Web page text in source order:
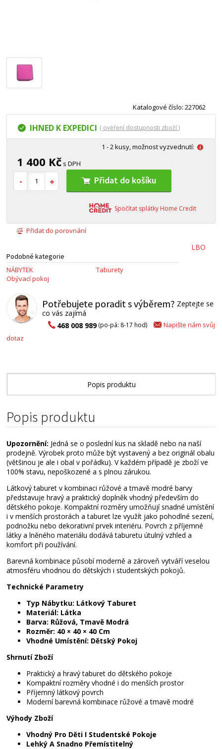
Katalogové číslo: 227062
IHNED K EXPEDICI ( ověření dostupnosti zboží )
1 - 2 kusy, možnost vyzvednutí:
1 400 Kč s DPH
Přidat do košíku
Spočítat splátky Home Credit
Přidat do porovnání
Podobné kategorie
NÁBYTEK
Obývací pokoj
Taburety
LBO
Potřebujete poradit s výběrem? Zeptejte se
co vás zajímá
468 008 989(po-pá: 8-17 hod)
Napište nám svůj
dotaz
Popis produktu
Alternativní zboží
Popis produktu
Upozornění: Jedná se o poslední kus na skladě nebo na naší
prodejně. Výrobek proto může být vystavený a bez originál obalu
(většinou je ale i obal v pořádku). V každém případě je zboží ve
100% stavu, nepoškozené a s plnou zárukou.
Látkový taburet v kombinaci růžové a tmavě modré barvy
představuje hravý a praktický doplněk vhodný především do
dětského pokoje. Kompaktní rozměry umožňují snadné umístění
i v menších prostorách a taburet lze využít jako pohodlné sezení,
podnožku nebo dekorativní prvek interiéru. Povrch z příjemné
látky a lněného materiálu dodává taburetu útulný vzhled a
komfort při používání.
Barevná kombinace působí moderně a zároveň vytváří veselou
atmosféru vhodnou do dětských i studentských pokojů.
Technické Parametry
Typ Nábytku: Látkový Taburet
Materiál: Látka
Barva: Růžová, Tmavě Modrá
Rozměr: 40 × 40 × 40 Cm
Vhodné Umístění: Dětský Pokoj
Shrnutí Zboží
Praktický a hravý taburet do dětského pokoje
Kompaktní rozměry vhodné i do menších prostor
Příjemný látkový povrch
Moderní barevná kombinace růžové a tmavě modré
Výhody Zboží
Vhodný Pro Děti I Studentské Pokoje
Lehký A Snadno Přemístitelný